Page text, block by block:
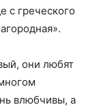
с греческого
они любят
влюбчивы, а